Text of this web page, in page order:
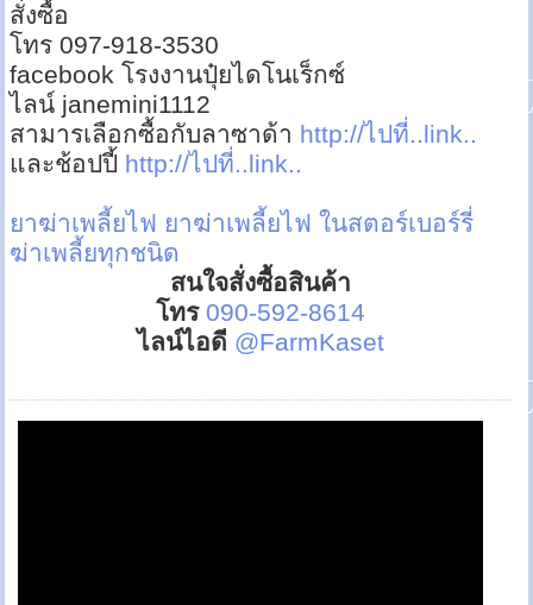
สั่งซื้อ
โทร 097-918-3530
facebook โรงงานปุ๋ยไดโนเร็กซ์
ไลน์ janemini1112
สามารเลือกซื้อกับลาซาด้า http://ไปที่..link..
และช้อปปี้ http://ไปที่..link..
ยาฆ่าเพลี้ยไฟ ยาฆ่าเพลี้ยไฟ ในสตอร์เบอร์รี่
ฆ่าเพลี้ยทุกชนิด
สนใจสั่งซื้อสินค้า
โทร 090-592-8614
ไลน์ไอดี @FarmKaset